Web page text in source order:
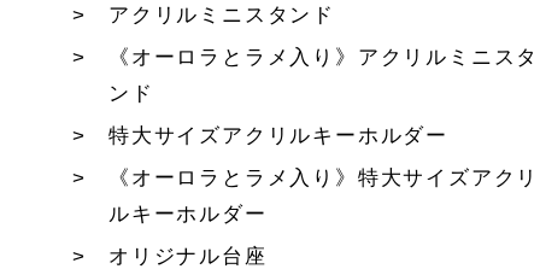
アクリルミニスタンド
《オーロラとラメ入り》アクリルミニスタ
ンド
特大サイズアクリルキーホルダー
《オーロラとラメ入り》特大サイズアクリ
ルキーホルダー
オリジナル台座